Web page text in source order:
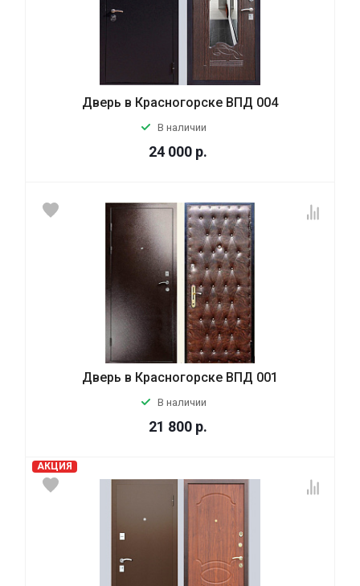
Дверь в Красногорске ВПД 004
В наличии
24 000 р.
Дверь в Красногорске ВПД 001
В наличии
21 800 р.
АКЦИЯ